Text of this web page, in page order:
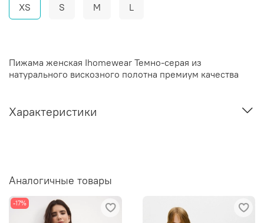
XS S M L
Пижама женская Ihomewear Темно-серая из
натурального вискозного полотна премиум качества
Характеристики
Аналогичные товары
-17%